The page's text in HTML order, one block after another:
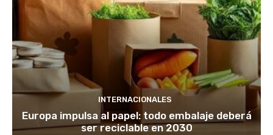
INTERNACIONALES
Europa impulsa al papel: todo embalaje deberá
ser reciclable en 2030